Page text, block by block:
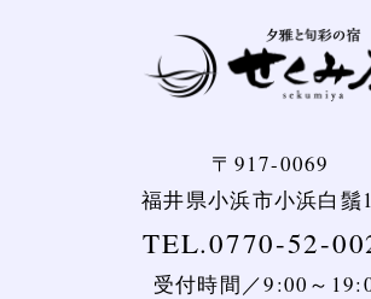
〒917-0069
福井県小浜市小浜白鬚
TEL.0770-52-
受付時間／9:00～